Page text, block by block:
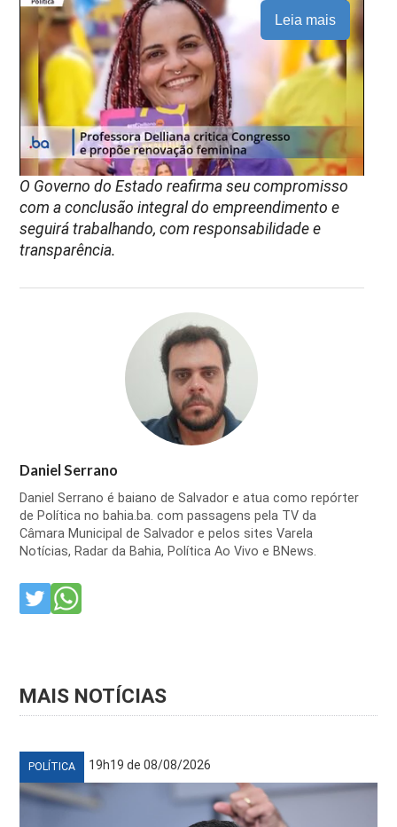
Leia mais
O Governo do Estado reafirma seu compromisso
com a conclusão integral do empreendimento e
seguirá trabalhando, com responsabilidade e
transparência.
Daniel Serrano
Daniel Serrano é baiano de Salvador e atua como repórter
de Política no bahia.ba. com passagens pela TV da
Câmara Municipal de Salvador e pelos sites Varela
Notícias, Radar da Bahia, Política Ao Vivo e BNews.
MAIS NOTÍCIAS
POLÍTICA 19h19 de 08/08/2026